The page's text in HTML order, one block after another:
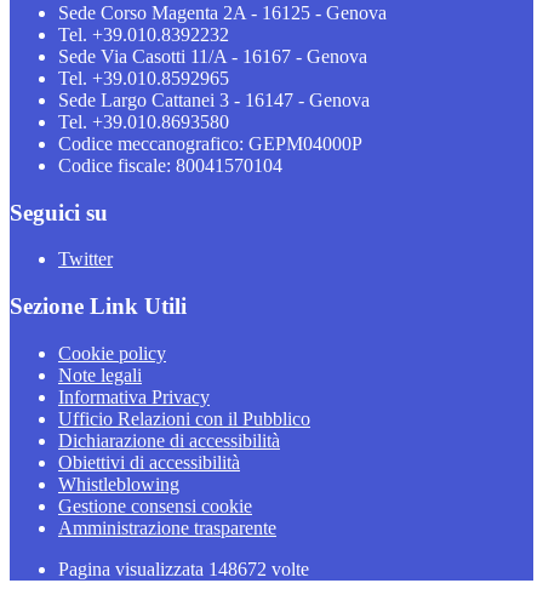
Sede Corso Magenta 2A - 16125 - Genova
Tel. +39.010.8392232
Sede Via Casotti 11/A - 16167 - Genova
Tel. +39.010.8592965
Sede Largo Cattanei 3 - 16147 - Genova
Tel. +39.010.8693580
Codice meccanografico: GEPM04000P
Codice fiscale: 80041570104
Seguici su
Twitter
Sezione Link Utili
Cookie policy
Note legali
Informativa Privacy
Ufficio Relazioni con il Pubblico
Dichiarazione di accessibilità
Obiettivi di accessibilità
Whistleblowing
Gestione consensi cookie
Amministrazione trasparente
Pagina visualizzata 148672 volte